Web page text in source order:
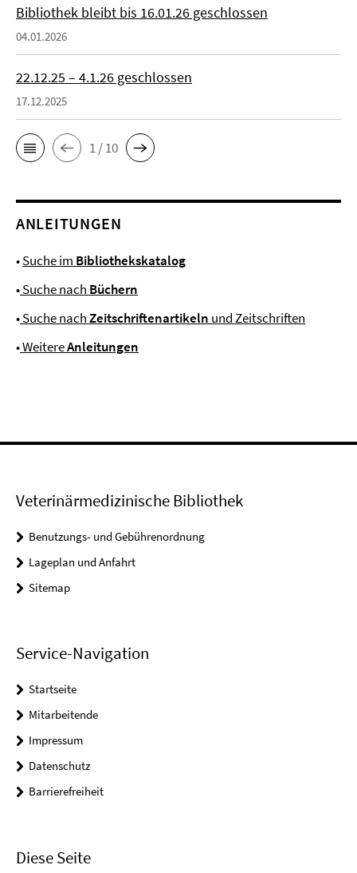
Bibliothek bleibt bis 16.01.26 geschlossen
04.01.2026
22.12.25 – 4.1.26 geschlossen
17.12.2025
1 / 10
ANLEITUNGEN
•Suche im Bibliothekskatalog
•Suche nach Büchern
•Suche nachZeitschriftenartikeln und Zeitschriften
•WeitereAnleitungen
Veterinärmedizinische Bibliothek
Benutzungs- und Gebührenordnung
Lageplan und Anfahrt
Sitemap
Service-Navigation
Startseite
Mitarbeitende
Impressum
Datenschutz
Barrierefreiheit
Diese Seite